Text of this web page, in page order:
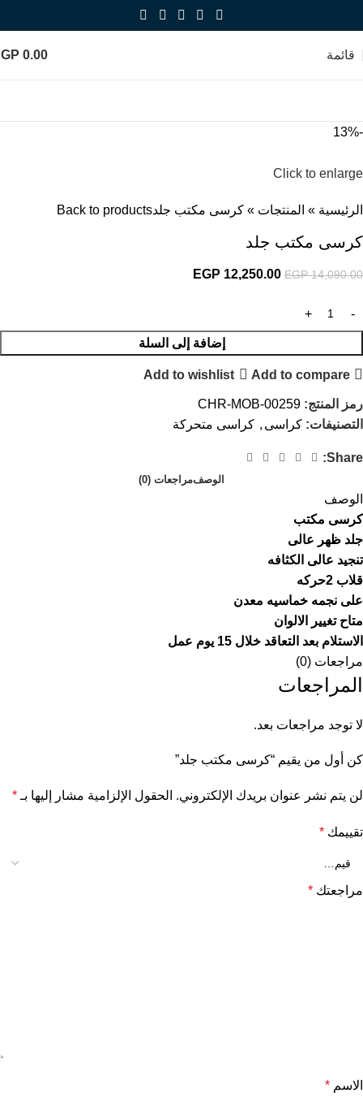
قائمة 0.00
-13%
Click to enlarge
الرئيسية » المنتجات » كرسى مكتب جلدBack to products
كرسى مكتب جلد
EGP14,090.00
EGP 12,250.00
إضافة إلى السلة
Add to compare
Add to wishlist
رمز المنتج: CHR-MOB-00259
التصنيفات: كراسى , كراسى متحركة
Share:
الوصفمراجعات (0)
الوصف
كرسى مكتب
جلد ظهر عالى
تنجيد عالى الكثافه
قلاب 2حركه
على نجمه خماسيه معدن
متاح تغيير الالوان
الاستلام بعد التعاقد خلال 15 يوم عمل
مراجعات (0)
المراجعات
لا توجد مراجعات بعد.
كن أول من يقيم “كرسى مكتب جلد”
لن يتم نشر عنوان بريدك الإلكتروني. الحقول الإلزامية مشار إليها بـ *
تقييمك *
مراجعتك *
الاسم *